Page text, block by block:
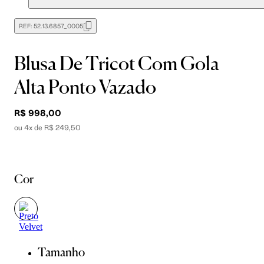
REF: 52.13.6857_0005
Blusa De Tricot Com Gola
Alta Ponto Vazado
R$ 998,00
ou 4x de R$ 249,50
Cor
Tamanho